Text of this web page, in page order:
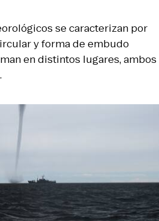
se caracterizan por
y forma de embudo
en distintos lugares, ambos